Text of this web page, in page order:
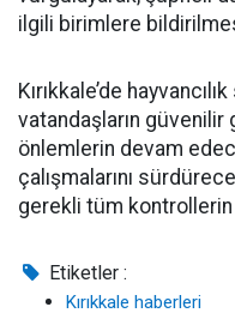
ilgili birimlere
Kırıkkale’de
vatandaşların güvenilir
önlemlerin devam
çalışmalarını
gerekli tüm kontrollerin
Etiketler :
Kırıkkale haberleri